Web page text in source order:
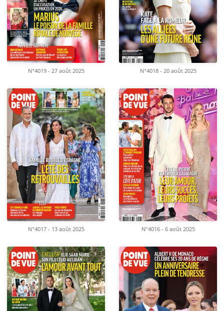
N°4019 - 27 août 2025 N°4018 - 20 août 2025
N°4017 - 13 août 2025 N°4016 - 6 août 2025